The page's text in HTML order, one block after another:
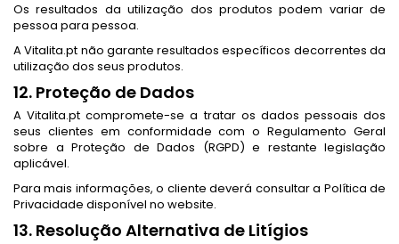
Os resultados da utilização dos produtos podem variar de
pessoa para pessoa.
A Vitalita.pt não garante resultados específicos decorrentes da
utilização dos seus produtos.
12. Proteção de Dados
A Vitalita.pt compromete-se a tratar os dados pessoais dos
seus clientes em conformidade com o Regulamento Geral
sobre a Proteção de Dados (RGPD) e restante legislação
aplicável.
Para mais informações, o cliente deverá consultar a Política de
Privacidade disponível no website.
13. Resolução Alternativa de Litígios